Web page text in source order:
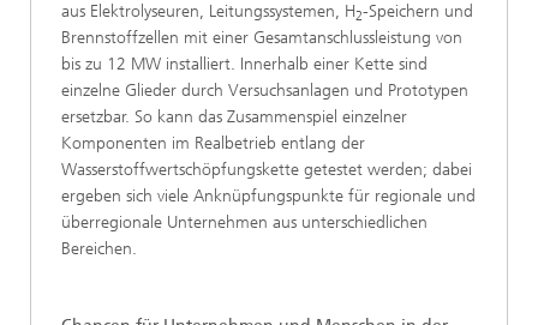
aus Elektrolyseuren, Leitungssystemen, H2-Speichern und
Brennstoffzellen mit einer Gesamtanschlussleistung von
bis zu 12 MW installiert. Innerhalb einer Kette sind
einzelne Glieder durch Versuchsanlagen und Prototypen
ersetzbar. So kann das Zusammenspiel einzelner
Komponenten im Realbetrieb entlang der
Wasserstoffwertschöpfungskette getestet werden; dabei
ergeben sich viele Anknüpfungspunkte für regionale und
überregionale Unternehmen aus unterschiedlichen
Bereichen.